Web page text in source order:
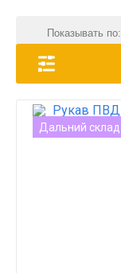
Показывать по:
Дальний склад